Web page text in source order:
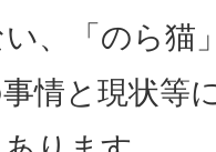
、「のら猫
情と現状等